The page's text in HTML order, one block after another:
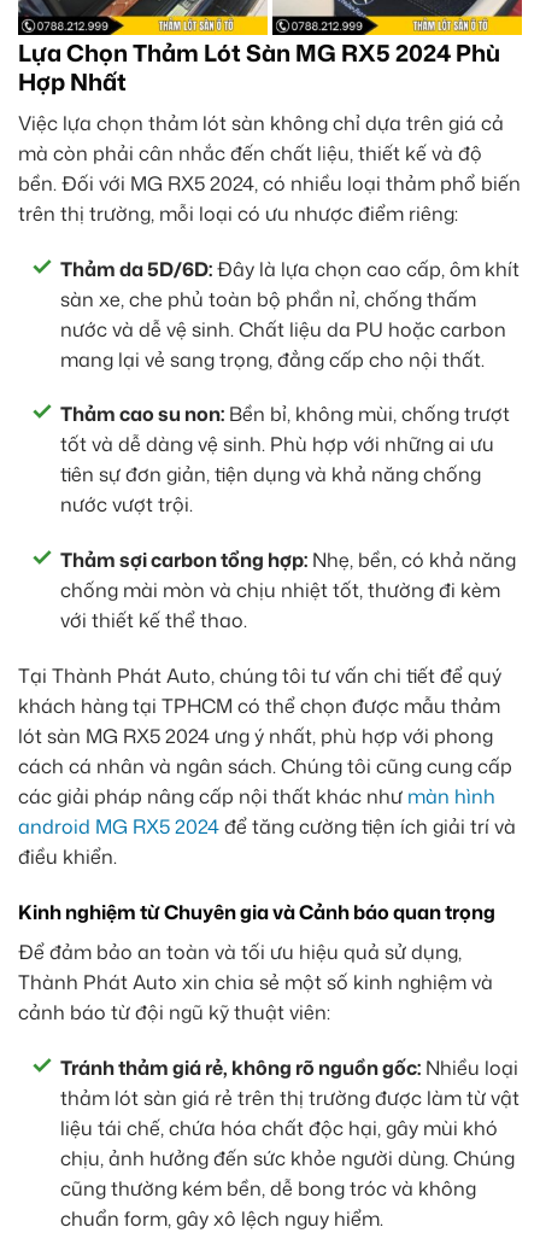
Lựa Chọn Thảm Lót Sàn MG RX5 2024 Phù
Hợp Nhất
Việc lựa chọn thảm lót sàn không chỉ dựa trên giá cả
mà còn phải cân nhắc đến chất liệu, thiết kế và độ
bền. Đối với MG RX5 2024, có nhiều loại thảm phổ biến
trên thị trường, mỗi loại có ưu nhược điểm riêng:
Thảm da 5D/6D:Đây là lựa chọn cao cấp, ôm khít
sàn xe, che phủ toàn bộ phần nỉ, chống thấm
nước và dễ vệ sinh. Chất liệu da PU hoặc carbon
mang lại vẻ sang trọng, đẳng cấp cho nội thất.
Thảm cao su non: Bền bỉ, không mùi, chống trượt
tốt và dễ dàng vệ sinh. Phù hợp với những ai ưu
tiên sự đơn giản, tiện dụng và khả năng chống
nước vượt trội.
Thảm sợi carbon tổng hợp: Nhẹ, bền, có khả năng
chống mài mòn và chịu nhiệt tốt, thường đi kèm
với thiết kế thể thao.
Tại Thành Phát Auto, chúng tôi tư vấn chi tiết để quý
khách hàng tại TPHCM có thể chọn được mẫu thảm
lót sàn MG RX5 2024 ưng ý nhất, phù hợp với phong
cách cá nhân và ngân sách. Chúng tôi cũng cung cấp
các giải pháp nâng cấp nội thất khác như màn hình
android MG RX5 2024để tăng cường tiện ích giải trí và
điều khiển.
Kinh nghiệm từ Chuyên gia và Cảnh báo quan trọng
Để đảm bảo an toàn và tối ưu hiệu quả sử dụng,
Thành Phát Auto xin chia sẻ một số kinh nghiệm và
cảnh báo từ đội ngũ kỹ thuật viên:
Tránh thảm giá rẻ, không rõ nguồn gốc: Nhiều loại
thảm lót sàn giá rẻ trên thị trường được làm từ vật
liệu tái chế, chứa hóa chất độc hại, gây mùi khó
chịu, ảnh hưởng đến sức khỏe người dùng. Chúng
cũng thường kém bền, dễ bong tróc và không
chuẩn form, gây xô lệch nguy hiểm.